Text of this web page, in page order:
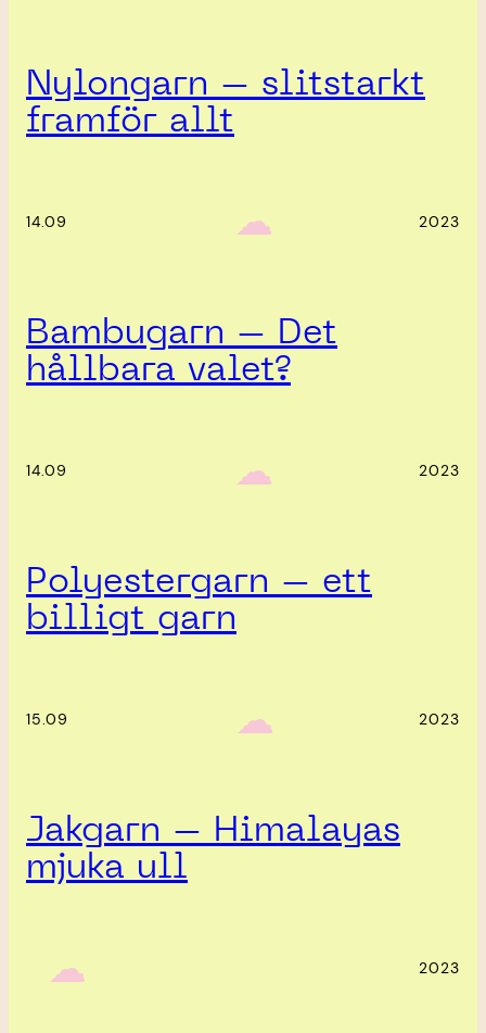
Nylongarn – slitstarkt
framför allt
14.09 ‎ ‎‎ ☁︎‎‎ 2023
Bambugarn – Det
hållbara valet?
14.09 ‎ ‎‎ ☁︎‎‎ 2023
Polyestergarn – ett
billigt garn
15.09 ‎ ‎‎ ☁︎‎‎ 2023
Jakgarn – Himalayas
mjuka ull
‎ ‎‎ ☁︎‎‎ 2023